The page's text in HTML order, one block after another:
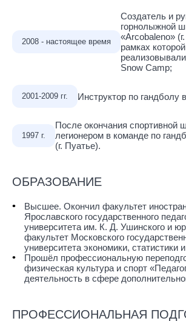
2008 - настоящее время
Создатель и
горнолыжной
«Arcobaleno»
рамках которой
Snow Camp;
2001-2009 гг. Инструктор по гандболу
1997 г.
После окончания спортивной
легионером в команде по
(г. Пуатье).
ОБРАЗОВАНИЕ
Высшее. Окончил факультет
Ярославского государственного
университета им. К. Д. Ушинского и
факультет Московского
университета экономики, статистики
Прошёл профессиональную
физическая культура и спорт
деятельность в сфере
ПРОФЕССИОНАЛЬНАЯ